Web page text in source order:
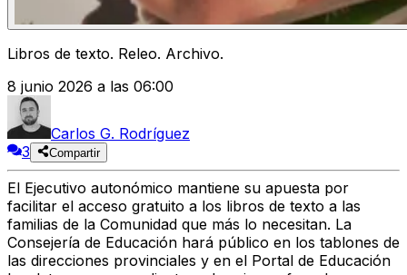
Libros de texto. Releo. Archivo.
8 junio 2026 a las 06:00
Carlos G. Rodríguez
3
Compartir
El Ejecutivo autonómico mantiene su apuesta por
facilitar el acceso gratuito a los libros de texto a las
familias de la Comunidad que más lo necesitan. La
Consejería de Educación hará público en los tablones de
las direcciones provinciales y en el Portal de Educación